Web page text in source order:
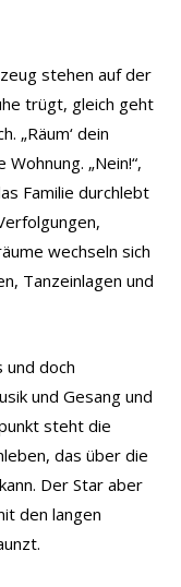
stehen auf der
trügt, gleich geht
„Räum‘ dein
„Nein!“,
Familie durchlebt
wechseln sich
Tanzeinlagen und
und doch
und Gesang und
steht die
das über die
Der Star aber
den langen